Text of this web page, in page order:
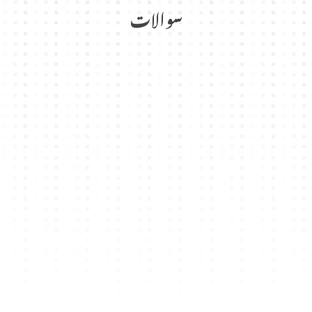
سوالات